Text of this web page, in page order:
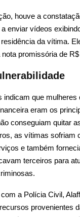
houve a
enviar vídeos
da vítima.
promissória de
indicam que mulheres
eram os
conseguiam quitar
as vítimas sofriam
e também
terceiros para
a Polícia Civil,
provenientes